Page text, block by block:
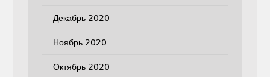
Декабрь 2020
Ноябрь 2020
Октябрь 2020